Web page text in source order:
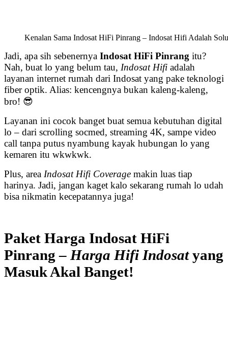
Kenalan Sama Indosat HiFi Pinrang – Indosat Hifi Adalah
Jadi, apa sih sebenernya Indosat HiFi Pinrang itu?
Nah, buat lo yang belum tau, Indosat Hifi adalah
layanan internet rumah dari Indosat yang pake teknologi
fiber optik. Alias: kencengnya bukan kaleng-kaleng,
bro! 😎
Layanan ini cocok banget buat semua kebutuhan digital
lo – dari scrolling socmed, streaming 4K, sampe video
call tanpa putus nyambung kayak hubungan lo yang
kemaren itu wkwkwk.
Plus, area Indosat Hifi Coverage makin luas tiap
harinya. Jadi, jangan kaget kalo sekarang rumah lo udah
bisa nikmatin kecepatannya juga!
Paket Harga Indosat HiFi
Pinrang – Harga Hifi Indosatyang
Masuk Akal Banget!